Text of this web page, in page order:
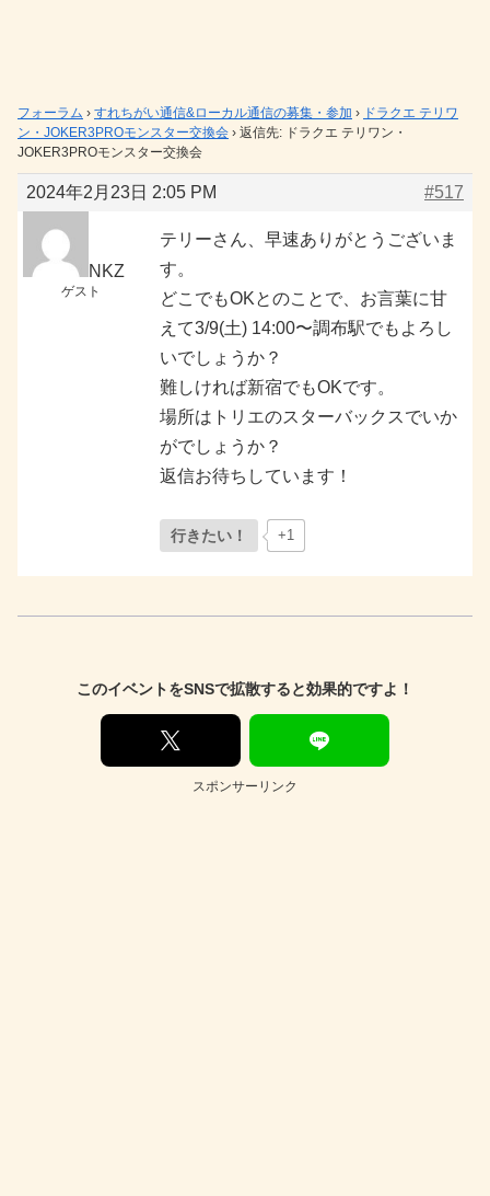
フォーラム › すれちがい通信&ローカル通信の募集・参加 › ドラクエ テリワ
ン・JOKER3PROモンスター交換会 › 返信先: ドラクエ テリワン・
JOKER3PROモンスター交換会
2024年2月23日 2:05 PM #517
NKZ
ゲスト
テリーさん、早速ありがとうございま
す。
どこでもOKとのことで、お言葉に甘
えて3/9(土) 14:00〜調布駅でもよろし
いでしょうか？
難しければ新宿でもOKです。
場所はトリエのスターバックスでいか
がでしょうか？
返信お待ちしています！
行きたい！ +1
このイベントをSNSで拡散すると効果的ですよ！
スポンサーリンク